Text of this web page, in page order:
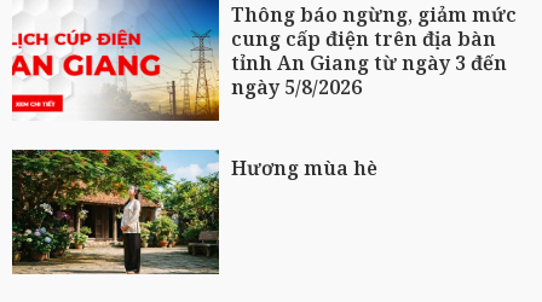
Thông báo ngừng, giảm mức
cung cấp điện trên địa bàn
tỉnh An Giang từ ngày 3 đến
ngày 5/8/2026
Hương mùa hè